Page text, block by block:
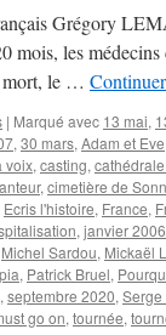
Grégory
mois, les
mort, le …
| Marqué avec 13 mai,
, 30 mars, Adam et Eve
voix, casting,
, cimetière de
Ecris l'histoire, France,
, janvier 2006
Michel Sardou, Mickaël
, Patrick Bruel,
, septembre 2020, Serge
go on, tournée,